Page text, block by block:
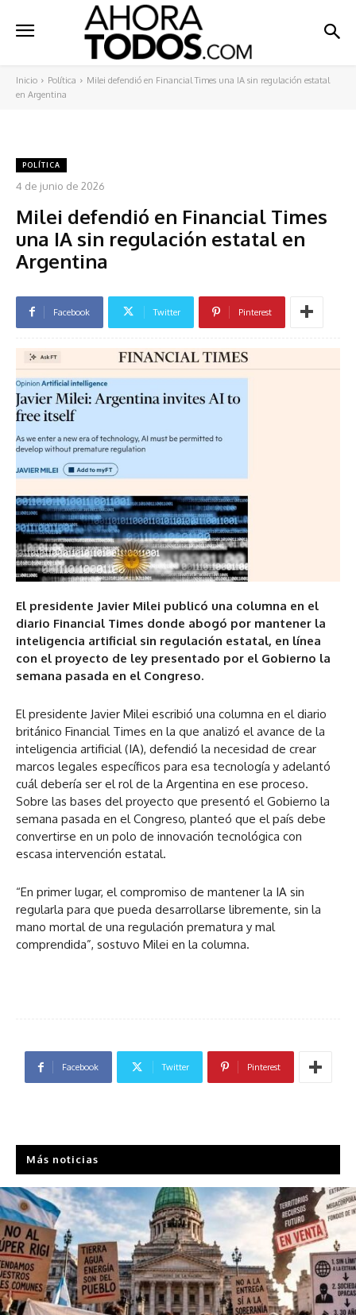
Inicio Política
Milei defendió en Financial Times una IA sin regulación estatal
en Argentina
POLÍTICA
4 de junio de 2026
Milei defendió en Financial Times
una IA sin regulación estatal en
Argentina
Facebook Twitter Pinterest
El presidente Javier Milei publicó una columna en el
diario Financial Times donde abogó por mantener la
inteligencia artificial sin regulación estatal, en línea
con el proyecto de ley presentado por el Gobierno la
semana pasada en el Congreso.
El presidente Javier Milei escribió una columna en el diario
británico Financial Times en la que analizó el avance de la
inteligencia artificial (IA), defendió la necesidad de crear
marcos legales específicos para esa tecnología y adelantó
cuál debería ser el rol de la Argentina en ese proceso.
Sobre las bases del proyecto que presentó el Gobierno la
semana pasada en el Congreso, planteó que el país debe
convertirse en un polo de innovación tecnológica con
escasa intervención estatal.
“En primer lugar, el compromiso de mantener la IA sin
regularla para que pueda desarrollarse libremente, sin la
mano mortal de una regulación prematura y mal
comprendida”, sostuvo Milei en la columna.
Facebook Twitter Pinterest
Más noticias